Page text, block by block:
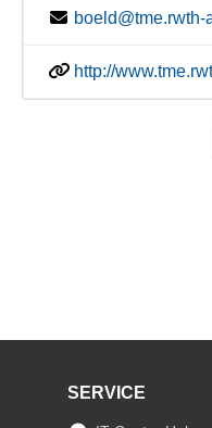
boeld@tme.rwth-
http://
SERVICE